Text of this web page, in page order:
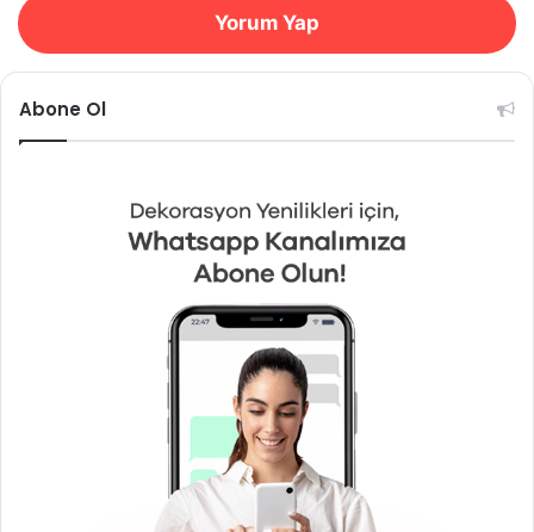
Yorum Yap
Abone Ol